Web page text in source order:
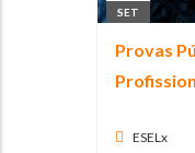
SET
Provas
ESELx